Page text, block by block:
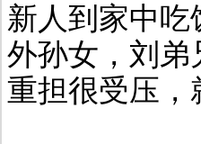
新人到家中
外孙女，刘弟
重担很受压，